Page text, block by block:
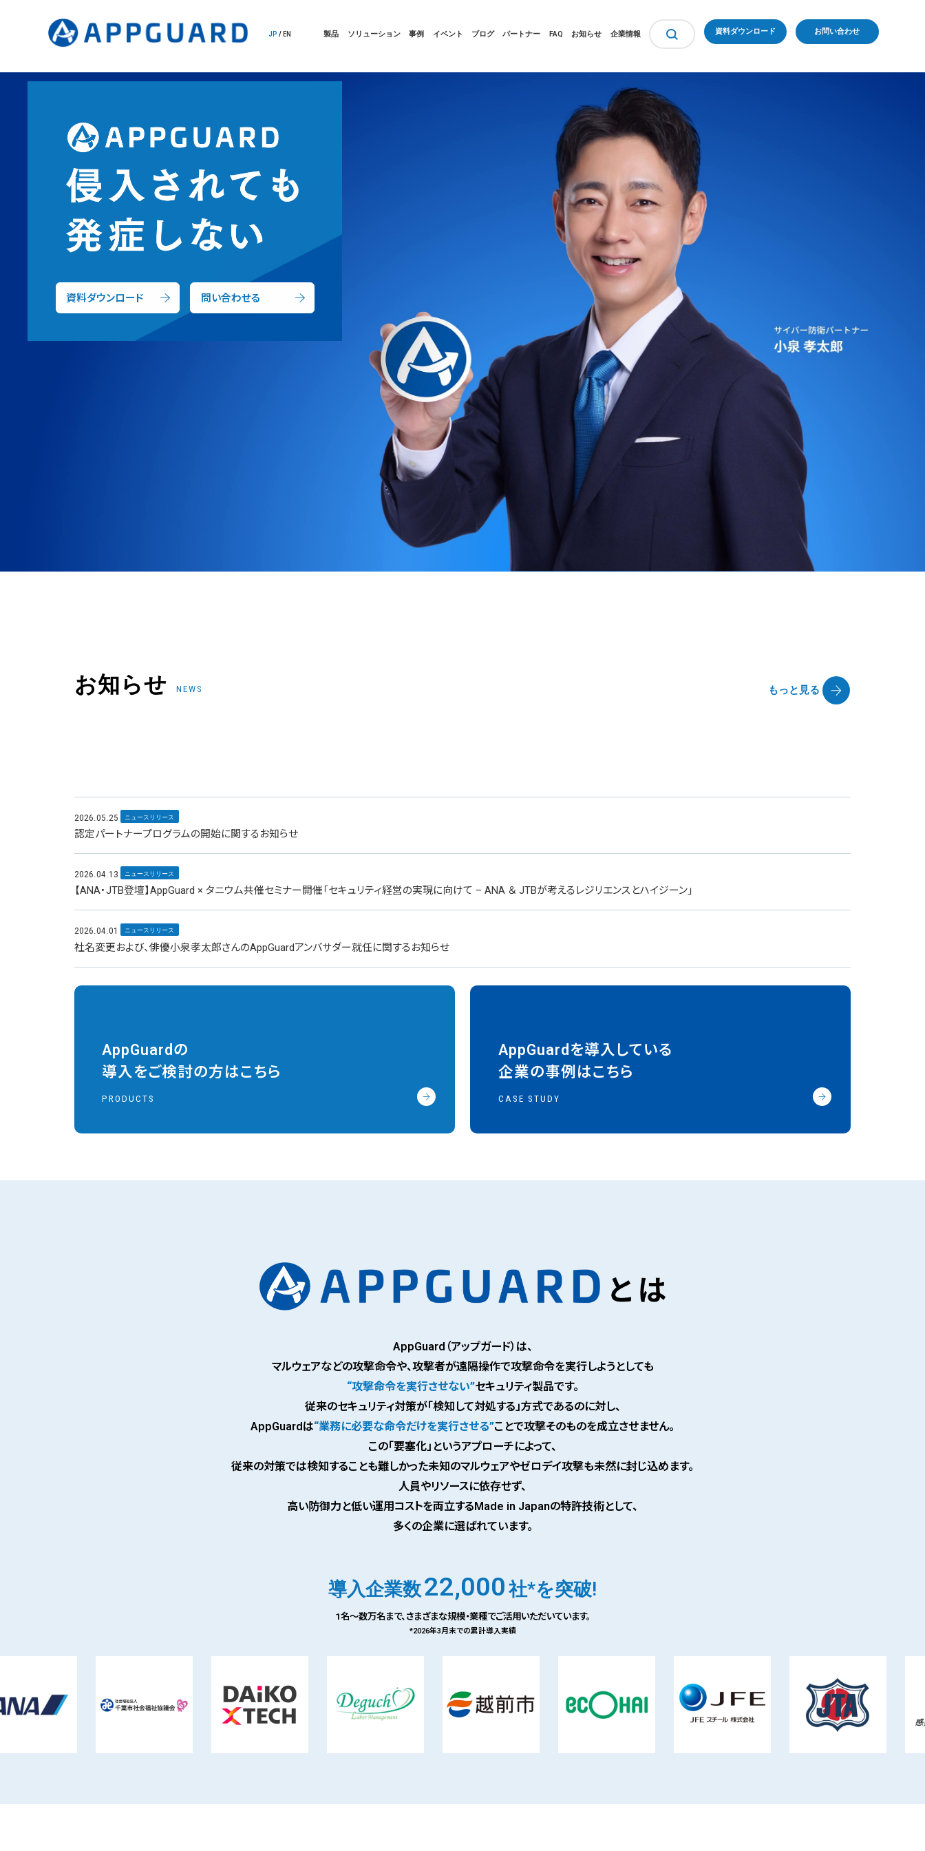
製品 ソリューション 事例 イベント ブログ パートナー FAQ お知らせ 企業情報 資料ダウンロード お問い合わせ
JP / EN
資料ダウンロード 問い合わせる
お知らせ NEWS もっと見る
2026.05.25 ニュースリリース
認定パートナープログラムの開始に関するお知らせ
2026.04.13 ニュースリリース
【ANA・JTB登壇】AppGuard × タニウム共催セミナー開催「セキュリティ経営の実現に向けて – ANA ＆ JTBが考えるレジリエンスとハイジーン」
2026.04.01 ニュースリリース
社名変更および、俳優小泉孝太郎さんのAppGuardアンバサダー就任に関するお知らせ
AppGuardの
導入をご検討の方はこちら
PRODUCTS
AppGuardを導入している
企業の事例はこちら
CASE STUDY
AppGuard（アップガード）は、
マルウェアなどの攻撃命令や、攻撃者が遠隔操作で攻撃命令を実行しようとしても
“攻撃命令を実行させない”セキュリティ製品です。
従来のセキュリティ対策が「検知して対処する」方式であるのに対し、
AppGuardは“業務に必要な命令だけを実行させる”ことで攻撃そのものを成立させません。
この「要塞化」というアプローチによって、
従来の対策では検知することも難しかった未知のマルウェアやゼロデイ攻撃も未然に封じ込めます。
人員やリソースに依存せず、
高い防御力と低い運用コストを両立する Made in Japanの特許技術として、
多くの企業に選ばれています。
導入企業数22,000社*を突破!
1名〜数万名まで、 さまざまな規模・業種でご活用いただいています。
*2026年3月末での累計導入実績